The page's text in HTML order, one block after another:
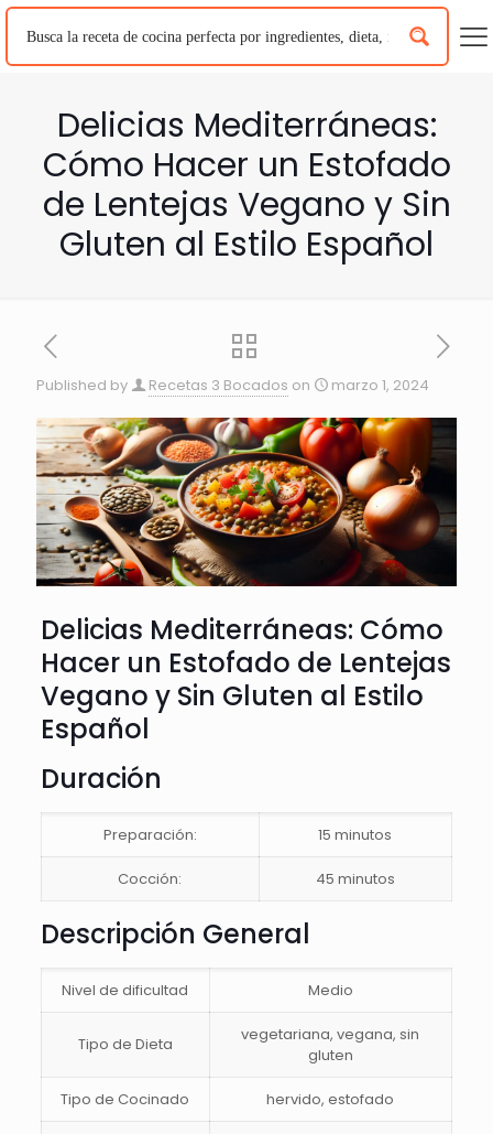
Delicias Mediterráneas:
Cómo Hacer un Estofado
de Lentejas Vegano y Sin
Gluten al Estilo Español
Published by Recetas 3 Bocados on marzo 1, 2024
Delicias Mediterráneas: Cómo
Hacer un Estofado de Lentejas
Vegano y Sin Gluten al Estilo
Español
Duración
Preparación: 15 minutos
Cocción: 45 minutos
Descripción General
Nivel de dificultad Medio
Tipo de Dieta
vegetariana, vegana, sin
gluten
Tipo de Cocinado hervido, estofado